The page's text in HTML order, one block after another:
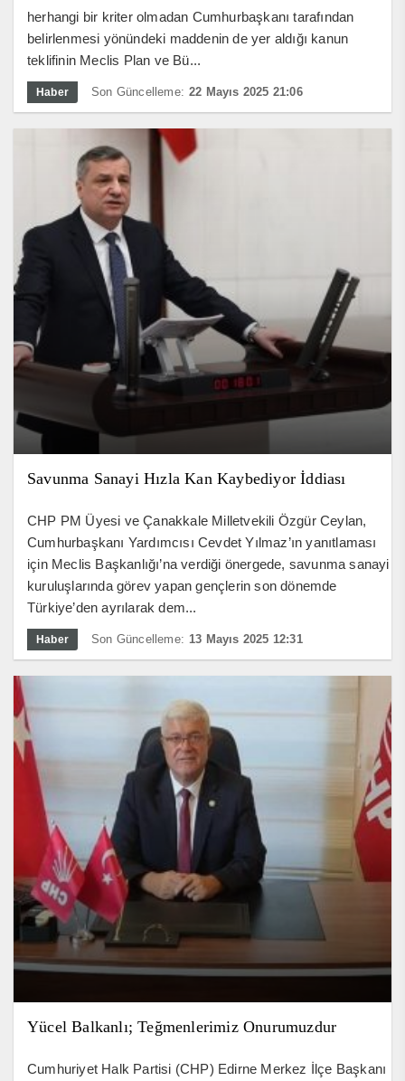
herhangi bir kriter olmadan Cumhurbaşkanı tarafından
belirlenmesi yönündeki maddenin de yer aldığı kanun
teklifinin Meclis Plan ve Bü...
Haber Son Güncelleme: 22 Mayıs 2025 21:06
Savunma Sanayi Hızla Kan Kaybediyor İddiası
CHP PM Üyesi ve Çanakkale Milletvekili Özgür Ceylan,
Cumhurbaşkanı Yardımcısı Cevdet Yılmaz’ın yanıtlaması
için Meclis Başkanlığı’na verdiği önergede, savunma sanayi
kuruluşlarında görev yapan gençlerin son dönemde
Türkiye’den ayrılarak dem...
Haber Son Güncelleme: 13 Mayıs 2025 12:31
Yücel Balkanlı; Teğmenlerimiz Onurumuzdur
Cumhuriyet Halk Partisi (CHP) Edirne Merkez İlçe Başkanı